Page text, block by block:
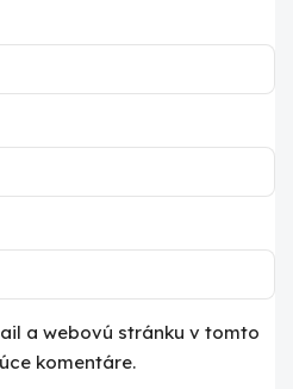
a webovú stránku v tomto
komentáre.